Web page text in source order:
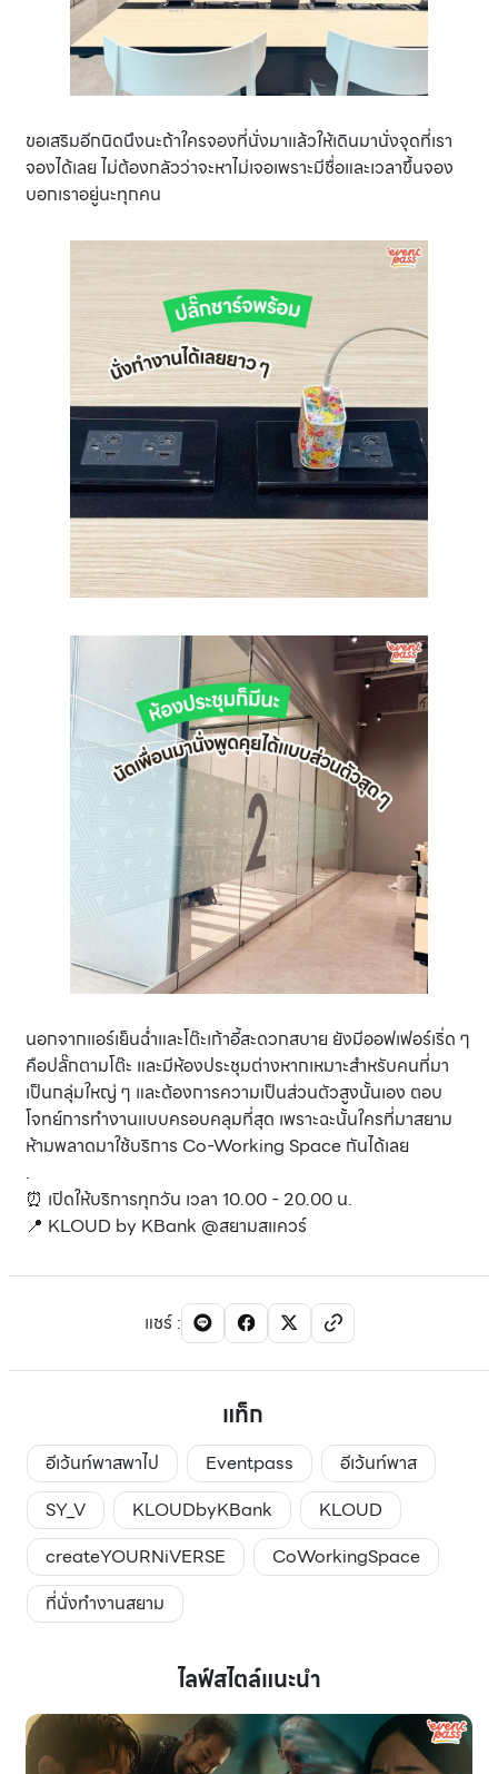
ขอเสริมอีกนิดนึงนะถ้าใครจองที่นั่งมาแล้วให้เดินมานั่งจุดที่เรา
จองได้เลย ไม่ต้องกลัวว่าจะหาไม่เจอเพราะมีชื่อและเวลาขึ้นจอง
บอกเราอยู่นะทุกคน
นอกจากแอร์เย็นฉ่ำและโต๊ะเก้าอี้สะดวกสบาย ยังมีออฟเฟอร์เริ่ด ๆ
คือปลั๊กตามโต๊ะ และมีห้องประชุมต่างหากเหมาะสำหรับคนที่มา
เป็นกลุ่มใหญ่ ๆ และต้องการความเป็นส่วนตัวสูงนั้นเอง ตอบ
โจทย์การทำงานแบบครอบคลุมที่สุด เพราะฉะนั้นใครที่มาสยาม
ห้ามพลาดมาใช้บริการ Co-Working Space กันได้เลย
.
⏰ เปิดให้บริการทุกวัน เวลา 10.00 - 20.00 น.
📍 KLOUD by KBank @สยามสแควร์
แชร์:
แท็ก
อีเว้นท์พาสพาไป Eventpass
อีเว้นท์พาส
SY_V
KLOUDbyKBank
KLOUD
createYOURNiVERSE
CoWorkingSpace
ที่นั่งทำงานสยาม
ไลฟ์สไตล์แนะนำ